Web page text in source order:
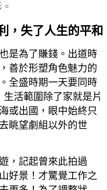
，失了人生的平和
是為了賺錢。出道時
善於形塑角色魅力的
全盛時期一天要同時
活範圍除了家就是片
或出國，眼中始終只
眺望劇組以外的世
，記起曾來此拍過
好景！才驚覺工作之